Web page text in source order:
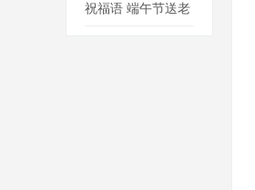
祝福语 端午节送老